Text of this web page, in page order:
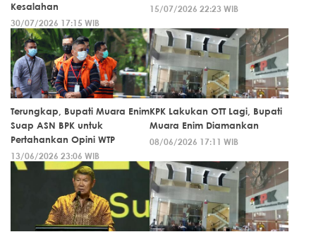
Kesalahan
30/07/2026 17:15 WIB
15/07/2026 22:23 WIB
Terungkap, Bupati Muara Enim
Suap ASN BPK untuk
Pertahankan Opini WTP
13/06/2026 23:06 WIB
KPK Lakukan OTT Lagi, Bupati
Muara Enim Diamankan
08/06/2026 17:11 WIB